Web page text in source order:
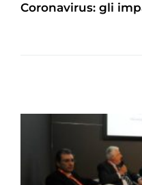
Coronavirus: gli